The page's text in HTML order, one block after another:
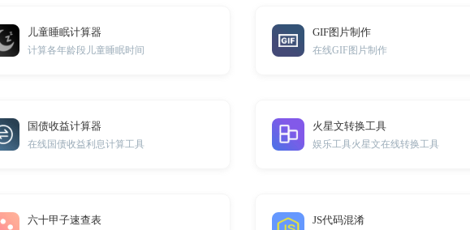
儿童睡眠计算器
计算各年龄段儿童睡眠时间
GIF图片制作
在线GIF图片制作
国债收益计算器
在线国债收益利息计算工具
火星文转换工具
娱乐工具火星文在线转换工具
六十甲子速查表 JS代码混淆